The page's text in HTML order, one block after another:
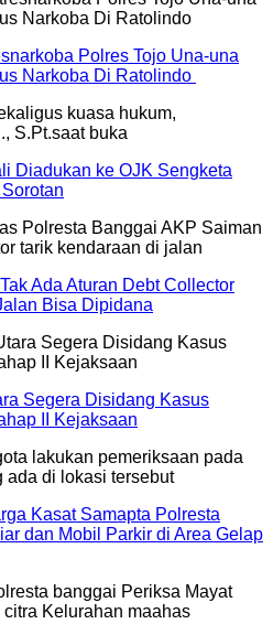
Polres Tojo Una-una
Narkoba Di Ratolindo
Diadukan ke OJK Sengketa
Ada Aturan Debt Collector
Bisa Dipidana
Segera Disidang Kasus
II Kejaksaan
Kasat Samapta Polresta
dan Mobil Parkir di Area Gelap